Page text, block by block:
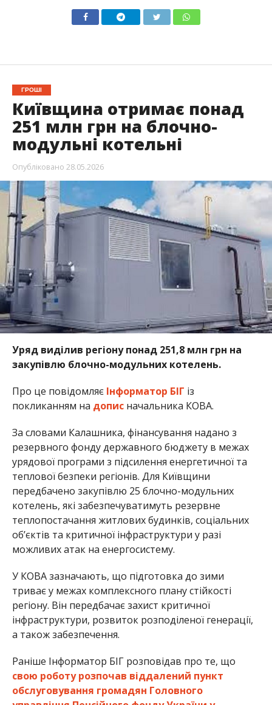
ГРОШІ
Київщина отримає понад
251 млн грн на блочно-
модульні котельні
Опубліковано 28.05.2026
Уряд виділив регіону понад 251,8 млн грн на
закупівлю блочно-модульних котелень.
Про це повідомляє Інформатор БІГ із
покликанням на дописначальника КОВА.
За словами Калашника, фінансування надано з
резервного фонду державного бюджету в межах
урядової програми з підсилення енергетичної та
теплової безпеки регіонів. Для Київщини
передбачено закупівлю 25 блочно-модульних
котелень, які забезпечуватимуть резервне
теплопостачання житлових будинків, соціальних
об’єктів та критичної інфраструктури у разі
можливих атак на енергосистему.
У КОВА зазначають, що підготовка до зими
триває у межах комплексного плану стійкості
регіону. Він передбачає захист критичної
інфраструктури, розвиток розподіленої генерації,
а також забезпечення.
Раніше Інформатор БІГ розповідав про те, що
свою роботу розпочав віддалений пункт
обслуговування громадян Головного